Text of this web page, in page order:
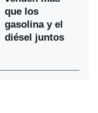
que los
gasolina y el
diésel juntos